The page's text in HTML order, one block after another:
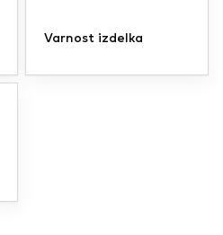
Varnost izdelka